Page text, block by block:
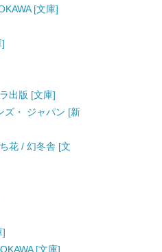
[文庫]
出版 [文庫]
ズ・ ジャパン [新
花 / 幻冬舎 [文
]
[文庫]